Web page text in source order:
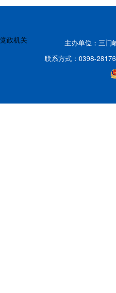
党政机关
主办单位：三
联系方式：0398-